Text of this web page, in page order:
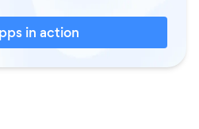
in action